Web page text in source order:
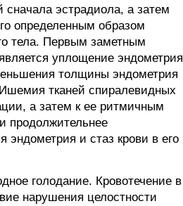
сначала эстрадиола, а затем
определенным образом
тела. Первым заметным
уплощение эндометрия
толщины эндометрия
тканей спиралевидных
а затем к ее ритмичным
продолжительнее
и стаз крови в его
голодание. Кровотечение в
нарушения целостности